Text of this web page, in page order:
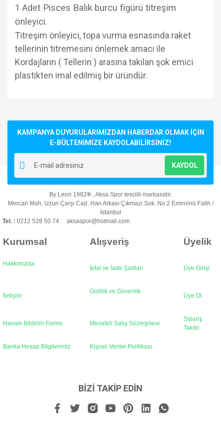
1 Adet Pisces Balık burcu figürü titreşim
önleyici.
Titreşim önleyici, topa vurma esnasında raket
tellerinin titremesini önlemek amacı ile
Kordajların ( Tellerin ) arasına takılan şok emici
plastikten imal edilmiş bir üründür.
Yorum Yaz
kullanarak tarafımıza iletebilirsiniz.
Görüş ve önerileriniz için teşekkür ederiz.
Ürün resmi kalitesiz, bozuk veya görüntülenemiyor.
Ürün açıklamasında eksik bilgiler bulunuyor.
Ürün bilgilerinde hatalar bulunuyor.
Ürün fiyatı diğer sitelerden daha pahalı.
Bu ürüne benzer farklı alternatifler olmalı.
KAMPANYA DUYURULARIMIZDAN HABERDAR OLMAK İÇİN
E-BÜLTENİMİZE KAYDOLABİLİRSİNİZ!
KAYDOL
By Leon 1982® , Aksa Spor tescilli markasıdır.
Mercan Mah. Uzun Çarşı Cad. Han Arkası Çıkmazı Sok. No:2 Eminönü Fatih /
İstanbul
Tel. : 0212 528 50 74 aksaspor@hotmail.com
Kurumsal Alışveriş Üyelik
Hakkımızda
İptal ve İade Şartları Üye Girişi
İletişim
Gizlilik ve Güvenlik
Üye Ol
Havale Bildirim Formu Mesafeli Satış Sözleşmesi
Sipariş
Takibi
Banka Hesap Bilgilerimiz Kişisel Veriler Politikası
BİZİ TAKİP EDİN